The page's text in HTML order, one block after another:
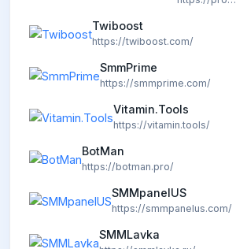
Twiboost
https://twiboost.com/
SmmPrime
https://smmprime.com/
Vitamin.Tools
https://vitamin.tools/
BotMan
https://botman.pro/
SMMpanelUS
https://smmpanelus.com/
SMMLavka